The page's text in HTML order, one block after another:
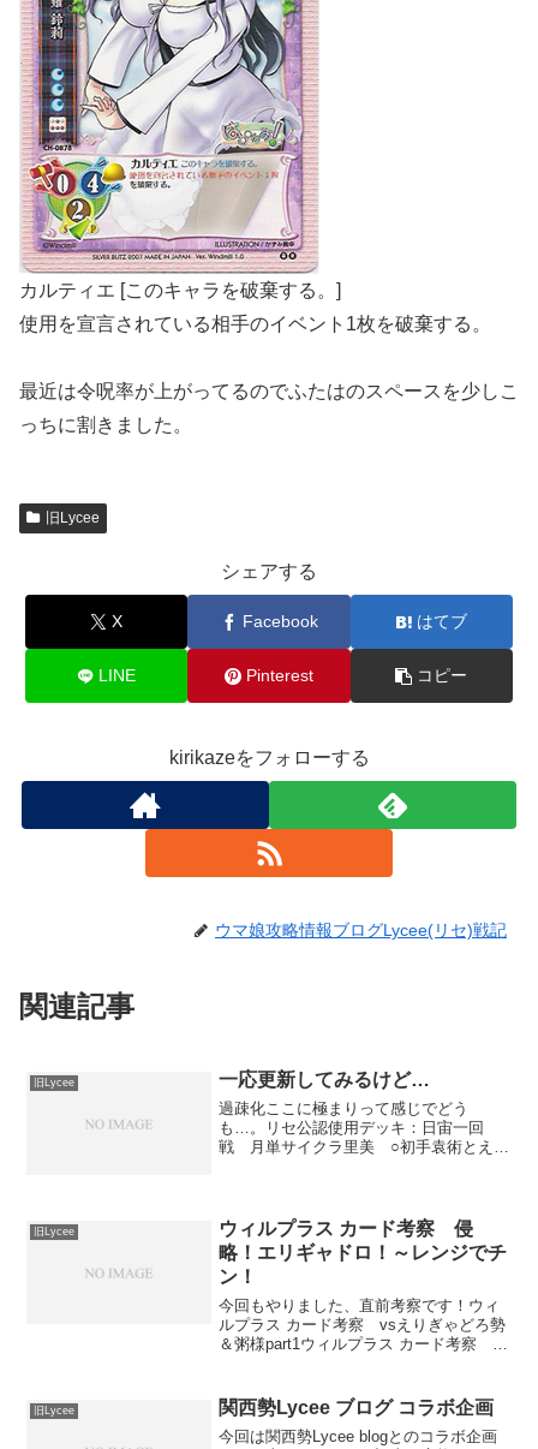
カルティエ [このキャラを破棄する。]
使用を宣言されている相手のイベント1枚を破棄する。
最近は令呪率が上がってるのでふたはのスペースを少しこ
っちに割きました。
旧Lycee
シェアする
X Facebook はてブ
LINE Pinterest コピー
kirikazeをフォローする
ウマ娘攻略情報ブログLycee(リセ)戦記
関連記事
旧Lycee 一応更新してみるけど…
過疎化ここに極まりって感じでどう
も…。リセ公認使用デッキ：日宙一回
戦 月単サイクラ里美 ○初手袁術とえり
っち追加して押し込み。リセ...
旧Lycee
ウィルプラス カード考察 侵
略！エリギャドロ！～レンジでチ
ン！
今回もやりました、直前考察です！ウィ
ルプラス カード考察 vsえりぎゃどろ勢
＆粥様part1ウィルプラス カード考察 vs
part3ウィルプラス カード考察 v...
旧Lycee 関西勢Lycee ブログ コラボ企画
今回は関西勢Lycee blogとのコラボ企画